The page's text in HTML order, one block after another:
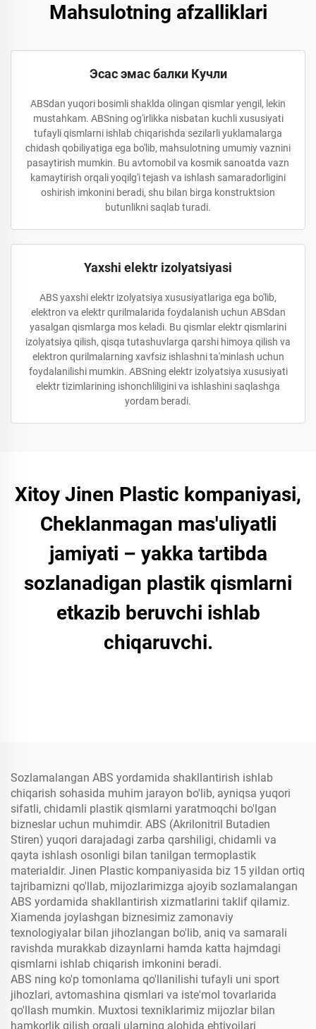
Mahsulotning afzalliklari
Эсас эмас балки Кучли
ABSdan yuqori bosimli shaklda olingan qismlar yengil, lekin
mustahkam. ABSning og'irlikka nisbatan kuchli xususiyati
tufayli qismlarni ishlab chiqarishda sezilarli yuklamalarga
chidash qobiliyatiga ega bo'lib, mahsulotning umumiy vaznini
pasaytirish mumkin. Bu avtomobil va kosmik sanoatda vazn
kamaytirish orqali yoqilg'i tejash va ishlash samaradorligini
oshirish imkonini beradi, shu bilan birga konstruktsion
butunlikni saqlab turadi.
Yaxshi elektr izolyatsiyasi
ABS yaxshi elektr izolyatsiya xususiyatlariga ega bo'lib,
elektron va elektr qurilmalarida foydalanish uchun ABSdan
yasalgan qismlarga mos keladi. Bu qismlar elektr qismlarini
izolyatsiya qilish, qisqa tutashuvlarga qarshi himoya qilish va
elektron qurilmalarning xavfsiz ishlashni ta'minlash uchun
foydalanilishi mumkin. ABSning elektr izolyatsiya xususiyati
elektr tizimlarining ishonchliligini va ishlashini saqlashga
yordam beradi.
Xitoy Jinen Plastic kompaniyasi,
Cheklanmagan mas'uliyatli
jamiyati – yakka tartibda
sozlanadigan plastik qismlarni
etkazib beruvchi ishlab
chiqaruvchi.
Sozlamalangan ABS yordamida shakllantirish ishlab
chiqarish sohasida muhim jarayon bo'lib, ayniqsa yuqori
sifatli, chidamli plastik qismlarni yaratmoqchi bo'lgan
bizneslar uchun muhimdir. ABS (Akrilonitril Butadien
Stiren) yuqori darajadagi zarba qarshiligi, chidamli va
qayta ishlash osonligi bilan tanilgan termoplastik
materialdir. Jinen Plastic kompaniyasida biz 15 yildan ortiq
tajribamizni qo'llab, mijozlarimizga ajoyib sozlamalangan
ABS yordamida shakllantirish xizmatlarini taklif qilamiz.
Xiamenda joylashgan biznesimiz zamonaviy
texnologiyalar bilan jihozlangan bo'lib, aniq va samarali
ravishda murakkab dizaynlarni hamda katta hajmdagi
qismlarni ishlab chiqarish imkonini beradi.
ABS ning ko'p tomonlama qo'llanilishi tufayli uni sport
jihozlari, avtomashina qismlari va iste'mol tovarlarida
qo'llash mumkin. Muxtosi texniklarimiz mijozlar bilan
hamkorlik qilish orqali ularning alohida ehtiyojlari